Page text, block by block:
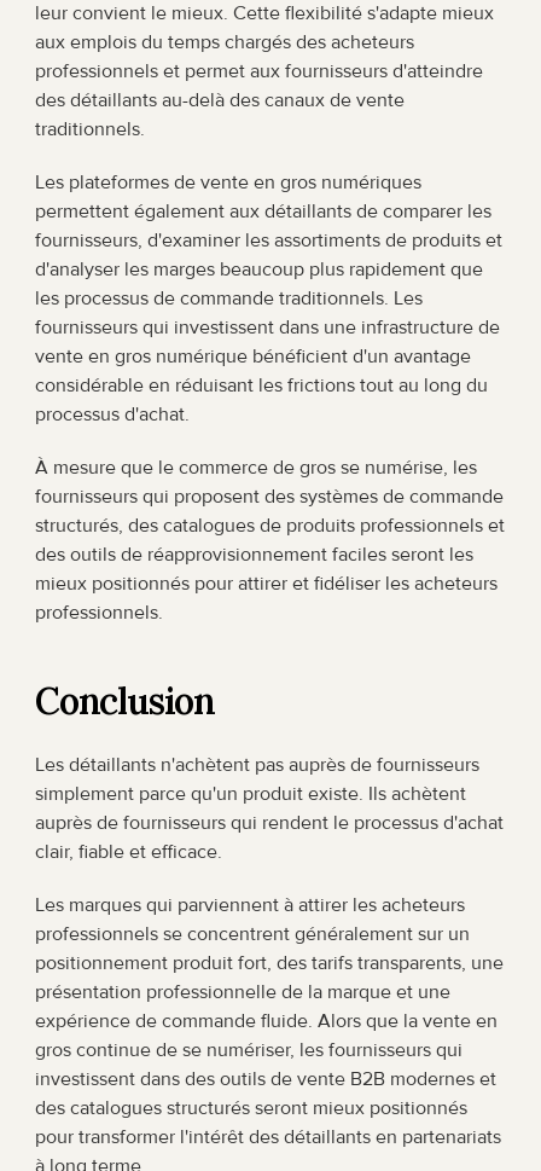
leur convient le mieux. Cette flexibilité s'adapte mieux
aux emplois du temps chargés des acheteurs
professionnels et permet aux fournisseurs d'atteindre
des détaillants au-delà des canaux de vente
traditionnels.
Les plateformes de vente en gros numériques
permettent également aux détaillants de comparer les
fournisseurs, d'examiner les assortiments de produits et
d'analyser les marges beaucoup plus rapidement que
les processus de commande traditionnels. Les
fournisseurs qui investissent dans une infrastructure de
vente en gros numérique bénéficient d'un avantage
considérable en réduisant les frictions tout au long du
processus d'achat.
À mesure que le commerce de gros se numérise, les
fournisseurs qui proposent des systèmes de commande
structurés, des catalogues de produits professionnels et
des outils de réapprovisionnement faciles seront les
mieux positionnés pour attirer et fidéliser les acheteurs
professionnels.
Conclusion
Les détaillants n'achètent pas auprès de fournisseurs
simplement parce qu'un produit existe. Ils achètent
auprès de fournisseurs qui rendent le processus d'achat
clair, fiable et efficace.
Les marques qui parviennent à attirer les acheteurs
professionnels se concentrent généralement sur un
positionnement produit fort, des tarifs transparents, une
présentation professionnelle de la marque et une
expérience de commande fluide. Alors que la vente en
gros continue de se numériser, les fournisseurs qui
investissent dans des outils de vente B2B modernes et
des catalogues structurés seront mieux positionnés
pour transformer l'intérêt des détaillants en partenariats
à long terme.